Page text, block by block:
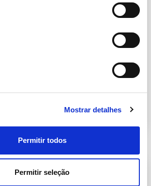
Mostrar detalhes
Permitir todos
Permitir seleção
e assegurando as necessárias
a capacidade de
uma adequada integração de